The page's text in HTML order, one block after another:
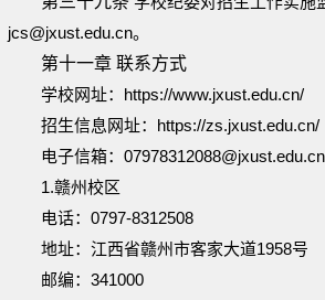
jcs@jxust.edu.cn。
第十一章 联系方式
学校网址：https://www.jxust.edu.cn/
招生信息网址：https://zs.jxust.edu.cn/
电子信箱：07978312088@jxust.edu.cn
1.赣州校区
电话：0797-8312508
地址：江西省赣州市客家大道1958号
邮编：341000